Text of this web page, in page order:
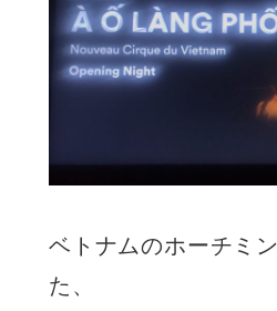
ベトナムのホーチミ
た、